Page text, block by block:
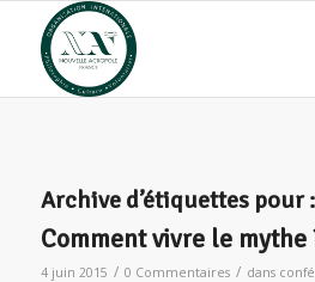
Archive d’étiquettes pour :
Comment vivre le mythe
4 juin 2015 / 0 Commentaires / dans